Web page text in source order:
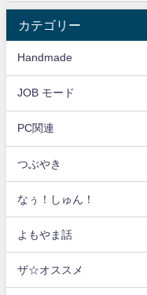
カテゴリー
Handmade
JOB モード
PC関連
つぶやき
なぅ！しゅん！
よもやま話
ザ☆オススメ